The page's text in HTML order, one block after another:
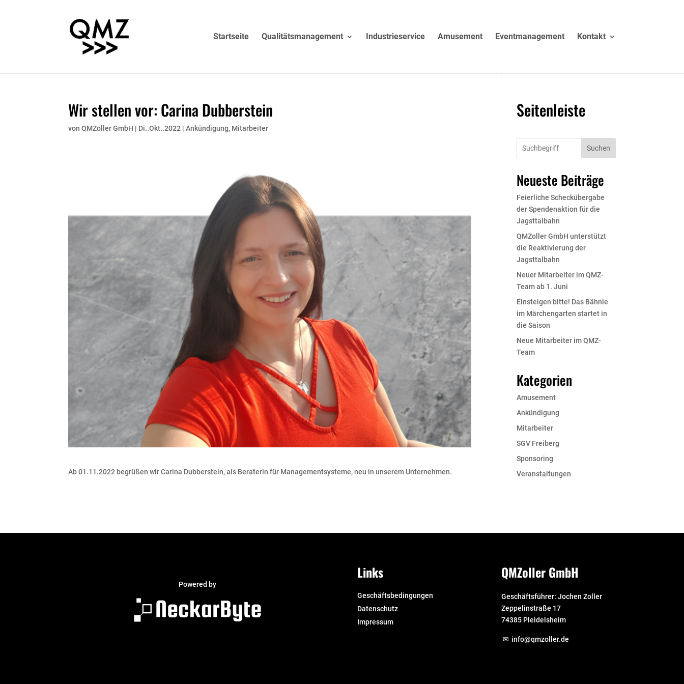
Startseite Qualitätsmanagement Industrieservice Amusement Eventmanagement Kontakt
Wir stellen vor: Carina Dubberstein
vonQMZoller GmbH | Di..Okt..2022 |Ankündigung, Mitarbeiter
Ab 01.11.2022 begrüßen wir Carina Dubberstein, als Beraterin für Managementsysteme, neu in unserem Unternehmen.
Seitenleiste
Suchen
Neueste Beiträge
Feierliche Scheckübergabe
der Spendenaktion für die
Jagsttalbahn
QMZoller GmbH unterstützt
die Reaktivierung der
Jagsttalbahn
Neuer Mitarbeiter im QMZ-
Team ab 1. Juni
Einsteigen bitte! Das Bähnle
im Märchengarten startet in
die Saison
Neue Mitarbeiter im QMZ-
Team
Kategorien
Amusement
Ankündigung
Mitarbeiter
SGV Freiberg
Sponsoring
Veranstaltungen
Powered by
Links
Geschäftsbedingungen
Datenschutz
Impressum
QMZoller GmbH
Geschäftsführer: Jochen Zoller
Zeppelinstraße 17
74385 Pleidelsheim
info@qmzoller.de